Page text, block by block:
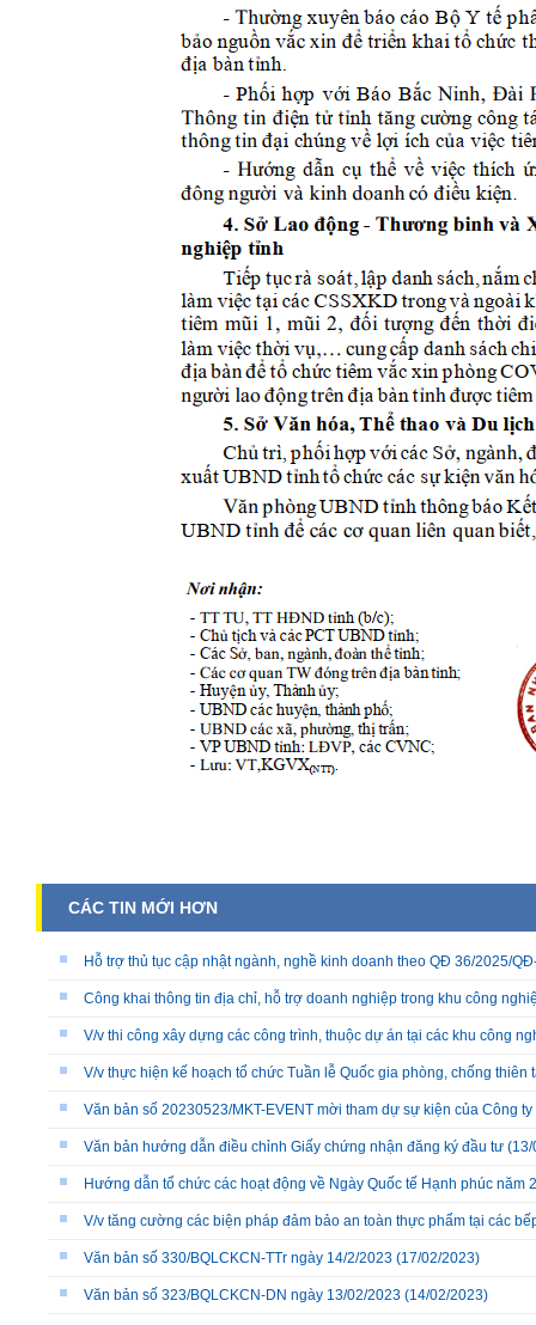
CÁC TIN MỚI HƠN
Hỗ trợ thủ tục cập nhật ngành, nghề kinh doanh theo QĐ 36/2025/
Công khai thông tin địa chỉ, hỗ trợ doanh nghiệp trong khu công
V/v thi công xây dựng các công trình, thuộc dự án tại các khu công
V/v thực hiện kế hoạch tổ chức Tuần lễ Quốc gia phòng, chống thiên
Văn bản số 20230523/MKT-EVENT mời tham dự sự kiện của Công
Văn bản hướng dẫn điều chỉnh Giấy chứng nhận đăng ký đầu tư (13/
Hướng dẫn tổ chức các hoạt động về Ngày Quốc tế Hạnh phúc năm
V/v tăng cường các biện pháp đảm bảo an toàn thực phẩm tại các
Văn bản số 330/BQLCKCN-TTr ngày 14/2/2023 (17/02/2023)
Văn bản số 323/BQLCKCN-DN ngày 13/02/2023 (14/02/2023)